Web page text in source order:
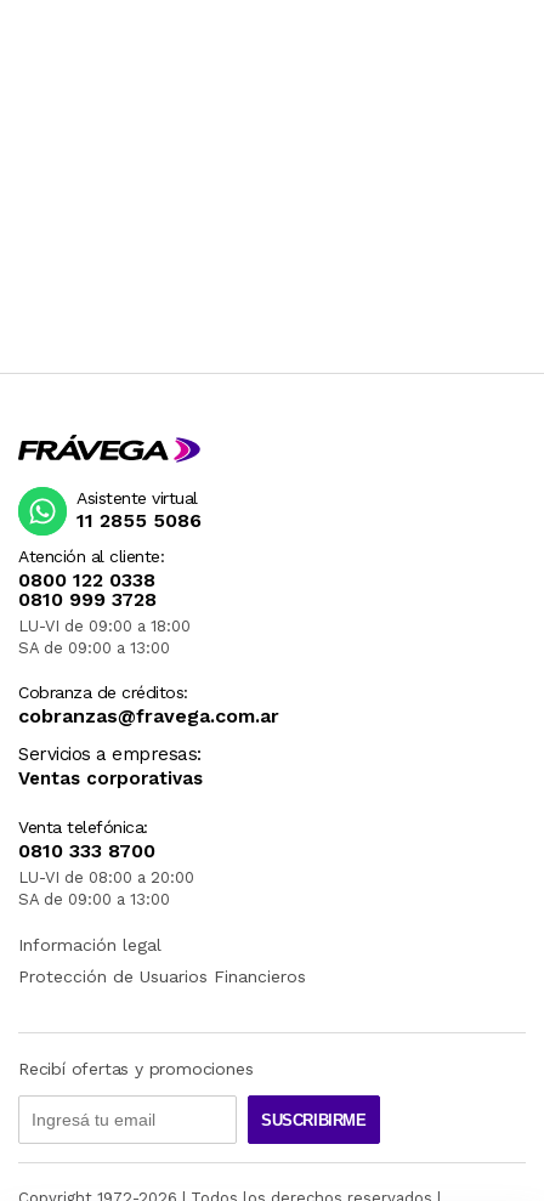
Atención al cliente:
0800 122 0338
0810 999 3728
LU-VI de 09:00 a 18:00
SA de 09:00 a 13:00
Cobranza de créditos:
cobranzas@fravega.com.ar
Servicios a empresas:
Ventas corporativas
Venta telefónica:
0810 333 8700
LU-VI de 08:00 a 20:00
SA de 09:00 a 13:00
Asistente virtual
11 2855 5086
Información legal
Protección de Usuarios Financieros
Recibí ofertas y promociones
SUSCRIBIRME